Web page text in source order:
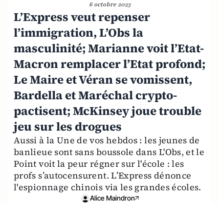
6 octobre 2023
L’Express veut repenser
l’immigration, L’Obs la
masculinité; Marianne voit l’Etat-
Macron remplacer l’Etat profond;
Le Maire et Véran se vomissent,
Bardella et Maréchal crypto-
pactisent; McKinsey joue trouble
jeu sur les drogues
Aussi à la Une de vos hebdos : les jeunes de
banlieue sont sans boussole dans L'Obs, et le
Point voit la peur régner sur l'école : les
profs s’autocensurent. L’Express dénonce
l'espionnage chinois via les grandes écoles.
Alice Maindron